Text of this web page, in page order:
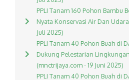
PPLI Tanam 160 Pohon Bambu
Nyata Konservasi Air Dan
Juli 2025)
PPLI Tanam 40 Pohon Buah di
Dukung Pelestarian
(mnctrijaya.com - 19 Juni 2025)
PPLI Tanam 40 Pohon Buah di